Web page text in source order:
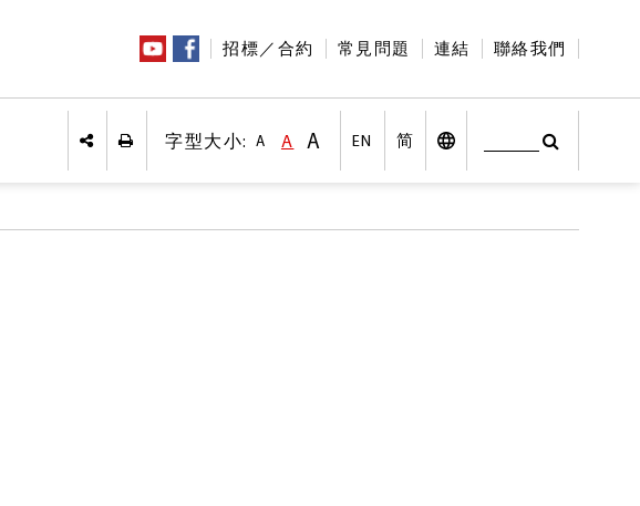
招標／合約 常見問題 連結 聯絡我們
列印 字型大小: A字型大小:較小字體
A字型大小:預設字體大小
A字型大小:較大字體
EN 简 搜尋桌面版搜尋